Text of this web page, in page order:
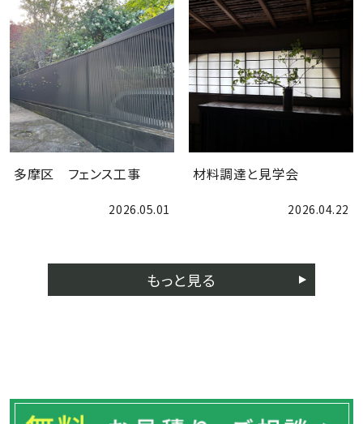
会社案内
多摩区 フェンス工事
2026.05.01
材料調達と見学会
2026.04.22
もっと見る